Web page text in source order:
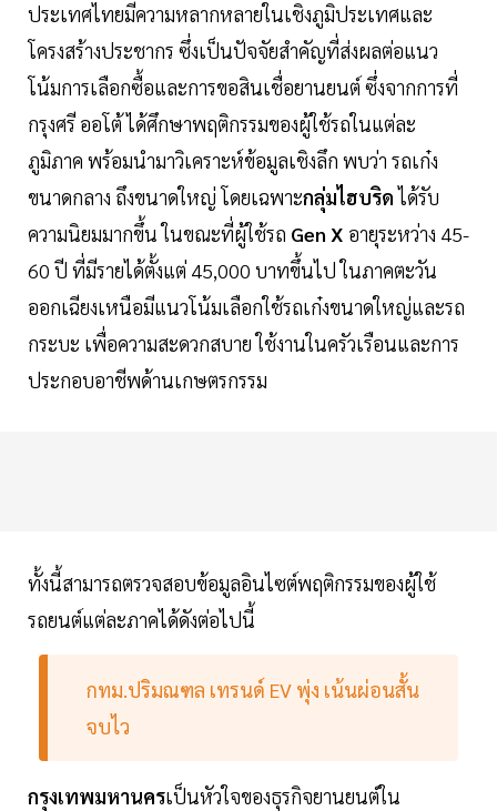
ประเทศไทยมีความหลากหลายในเชิงภูมิประเทศและ
โครงสร้างประชากร ซึ่งเป็นปัจจัยสำคัญที่ส่งผลต่อแนว
โน้มการเลือกซื้อและการขอสินเชื่อยานยนต์ ซึ่งจากการที่
กรุงศรี ออโต้ ได้ศึกษาพฤติกรรมของผู้ใช้รถในแต่ละ
ภูมิภาค พร้อมนำมาวิเคราะห์ข้อมูลเชิงลึก พบว่า รถเก๋ง
ขนาดกลาง ถึงขนาดใหญ่ โดยเฉพาะกลุ่มไฮบริดได้รับ
ความนิยมมากขึ้น ในขณะที่ผู้ใช้รถ Gen X อายุระหว่าง 45-
60 ปี ที่มีรายได้ตั้งแต่ 45,000 บาทขึ้นไป ในภาคตะวัน
ออกเฉียงเหนือมีแนวโน้มเลือกใช้รถเก๋งขนาดใหญ่และรถ
กระบะ เพื่อความสะดวกสบาย ใช้งานในครัวเรือนและการ
ประกอบอาชีพด้านเกษตรกรรม
ทั้งนี้สามารถตรวจสอบข้อมูลอินไซต์พฤติกรรมของผู้ใช้
รถยนต์แต่ละภาคได้ดังต่อไปนี้
กทม.ปริมณฑล เทรนด์ EV พุ่ง เน้นผ่อนสั้น
จบไว
กรุงเทพมหานครเป็นหัวใจของธุรกิจยานยนต์ใน